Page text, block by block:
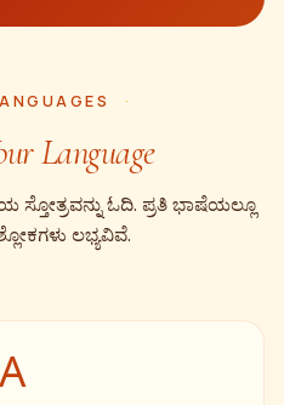
Language
ಸ್ತೋತ್ರವನ್ನು ಓದಿ. ಪ್ರತಿ ಭಾಷೆಯಲ್ಲೂ
ಲಭ್ಯವಿವೆ.
A